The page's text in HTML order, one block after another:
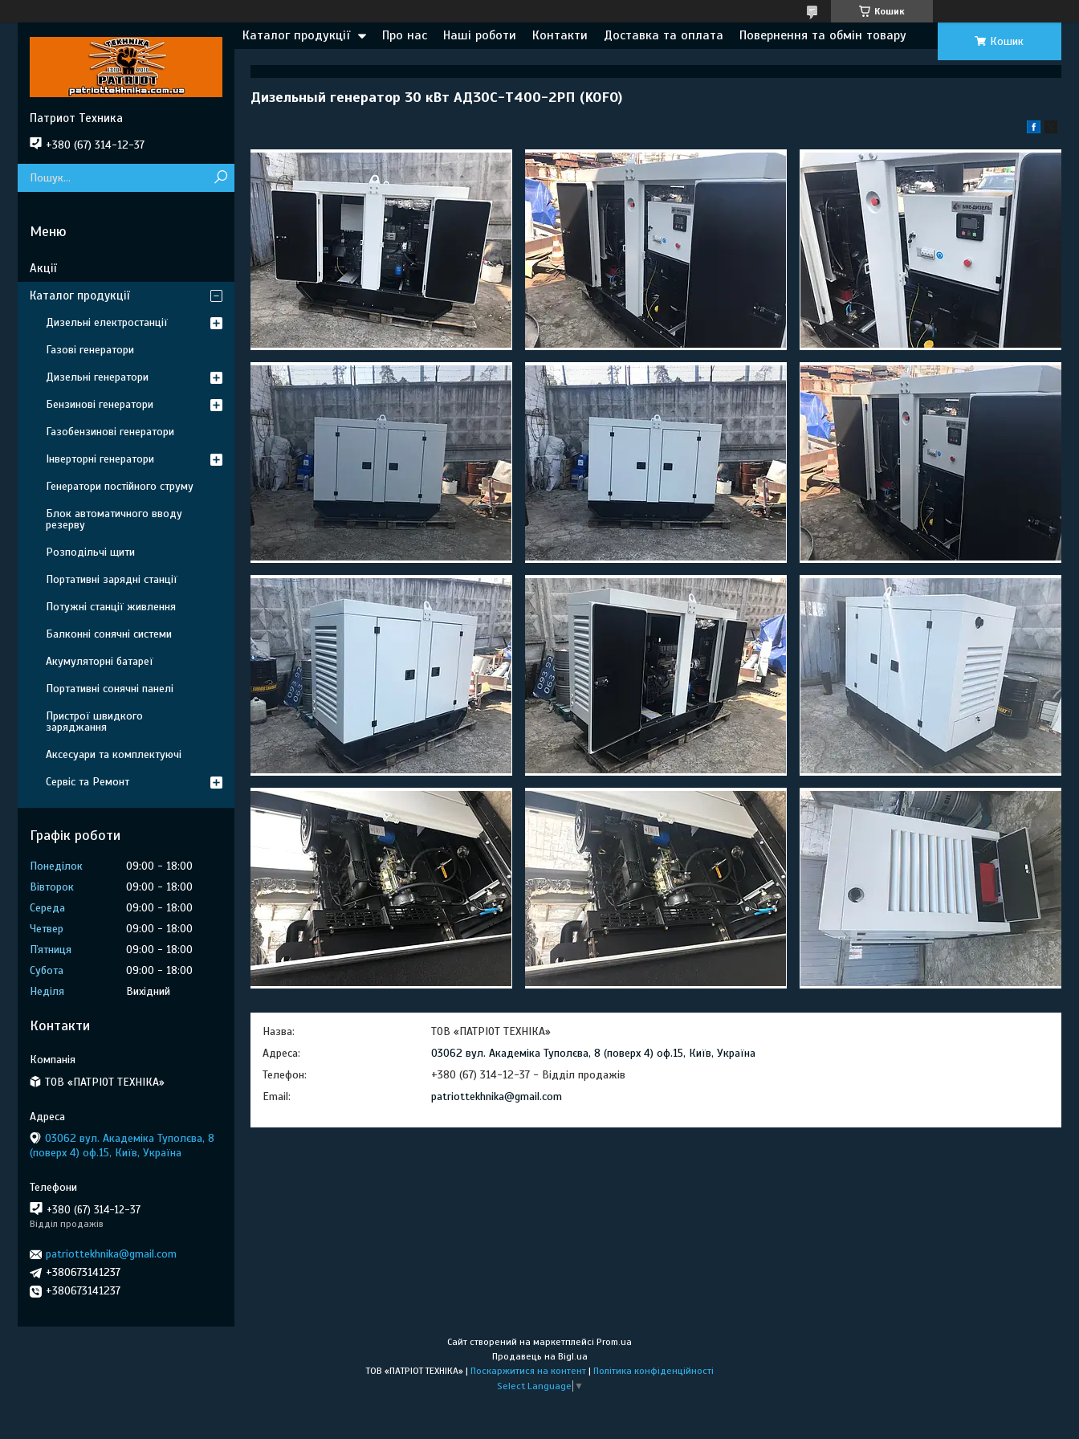
Кошик
Каталог продукції Про нас Наші роботи Контакти Доставка та оплата Повернення та обмін товару Кошик
Дизельный генератор 30 кВт АД30С-Т400-2РП (KOFO)
ТОВ «ПАТРІОТ ТЕХНІКА»
03062 вул. Академіка Туполєва, 8 (поверх 4) оф.15, Київ, Україна
+380 (67) 314-12-37
Відділ продажів
patriottekhnika@gmail.com
Патриот Техника
+380 (67) 314-12-37
Акції
Каталог продукції
Дизельні електростанції
Газові генератори
Дизельні генератори
Бензинові генератори
Газобензинові генератори
Інверторні генератори
Генератори постійного струму
Блок автоматичного вводу
резерву
Розподільчі щити
Портативні зарядні станції
Потужні станції живлення
Балконні сонячні системи
Aкумуляторні батареї
Портативні сонячні панелі
Пристрої швидкого
заряджання
Аксесуари та комплектуючі
Сервіс та Ремонт
Графік роботи
Понеділок 09:00
18:00
Вівторок
09:00
18:00
Середа
09:00
18:00
Четвер
09:00
18:00
Пʼятниця
09:00
18:00
Субота
09:00
18:00
Неділя
Вихідний
Контакти
ТОВ «ПАТРІОТ ТЕХНІКА»
03062 вул. Академіка Туполєва, 8
(поверх 4) оф.15, Київ, Україна
+380 (67) 314-12-37
Відділ продажів
patriottekhnika@gmail.com
+380673141237
+380673141237
Сайт створений на маркетплейсі Prom.ua
Продавець на Bigl.ua
ТОВ «ПАТРІОТ ТЕХНІКА» | Поскаржитися на контент | Політика конфіденційності
Select Language ▼